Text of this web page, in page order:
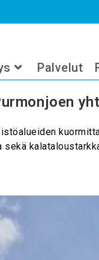
Palvelut